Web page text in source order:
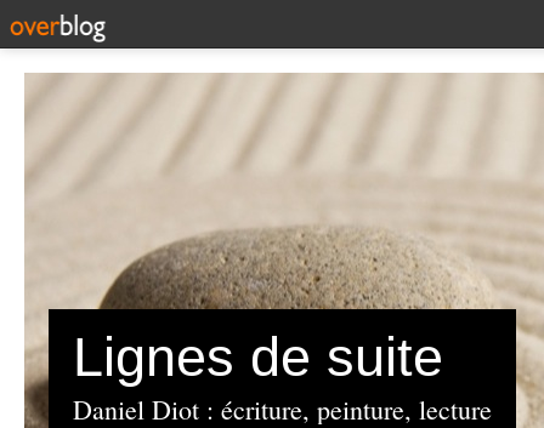
Lignes de suite
Daniel Diot : écriture, peinture, lecture